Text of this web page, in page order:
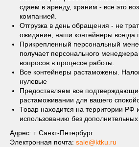
сдаем в аренду, храним - все это
компанией.
Отгрузка в день обращения - не
ожидание, наши контейнеры всегда
Прикрепленный персональный
получает персонального
вопросов в процессе работы.
Все контейнеры растаможены.
нулевые
Предоставляем все
растаможивании для вашего
Товар находится на территории РФ
использованию без дополнительных
Адрес: г. Санкт-Петербург
Электронная почта: sale@ktku.ru